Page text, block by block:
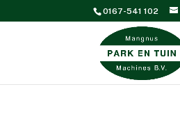
0167-541 102